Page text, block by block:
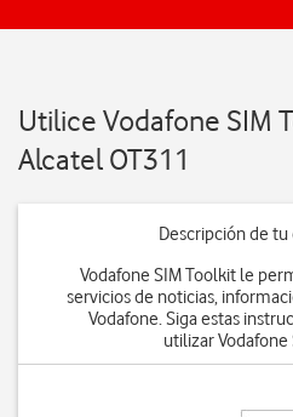
Utilice Vodafone SIM
Alcatel OT311
Descripción de
Vodafone SIM Toolkit le
servicios de noticias,
Vodafone. Siga estas
utilizar Vodafone